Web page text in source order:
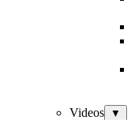
Videos
▼